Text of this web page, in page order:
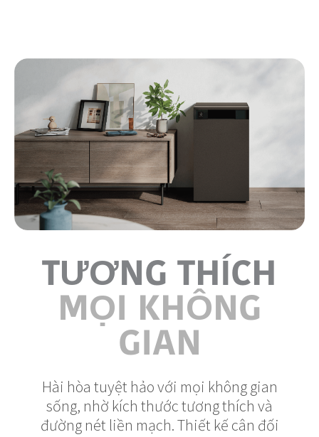
TƯƠNG THÍCH
MỌI KHÔNG
GIAN
Hài hòa tuyệt hảo với mọi không gian
sống, nhờ kích thước tương thích và
đường nét liền mạch. Thiết kế cân đối